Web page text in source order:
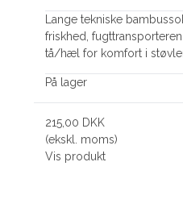
Lange tekniske
friskhed,
tå/hæl for komfort i
På lager
215,00 DKK
(ekskl. moms)
Vis produkt